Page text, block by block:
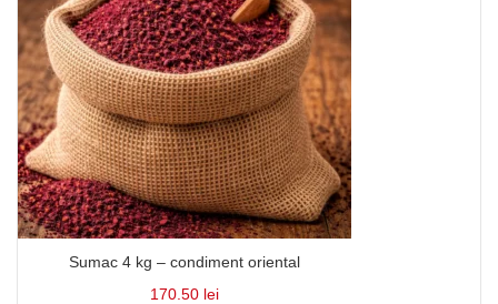
Sumac 4 kg – condiment oriental
170.50 lei